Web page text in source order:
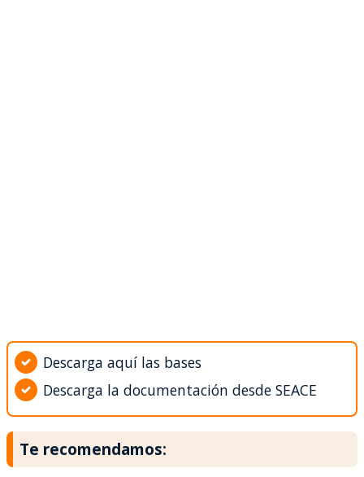
Descarga aquí las bases
Descarga la documentación desde SEACE
Te recomendamos: